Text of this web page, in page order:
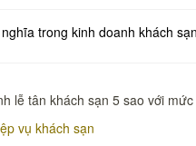
trong kinh doanh khách
lễ tân khách sạn 5 sao với
vụ khách sạn